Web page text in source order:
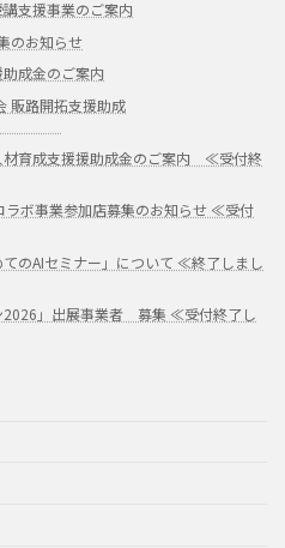
支援事業のご案内
のお知らせ
成金のご案内
販路開拓支援助成
材育成支援援助成金のご案内 ≪受付終
ラボ事業参加店募集のお知らせ ≪受付
のAIセミナー」について ≪終了しまし
2026」出展事業者 募集 ≪受付終了し